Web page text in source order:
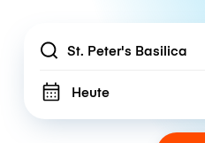
Location
Heute